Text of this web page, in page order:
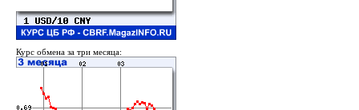
Курс обмена за три месяца: